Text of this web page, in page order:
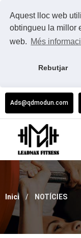
Aquest lloc web
obtingueu la millor
web. Més
Rebutjar
Ads@qdmodun.com
Inici NOTÍCIES